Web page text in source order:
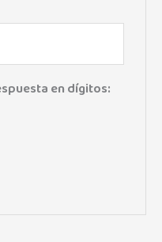
en dígitos: